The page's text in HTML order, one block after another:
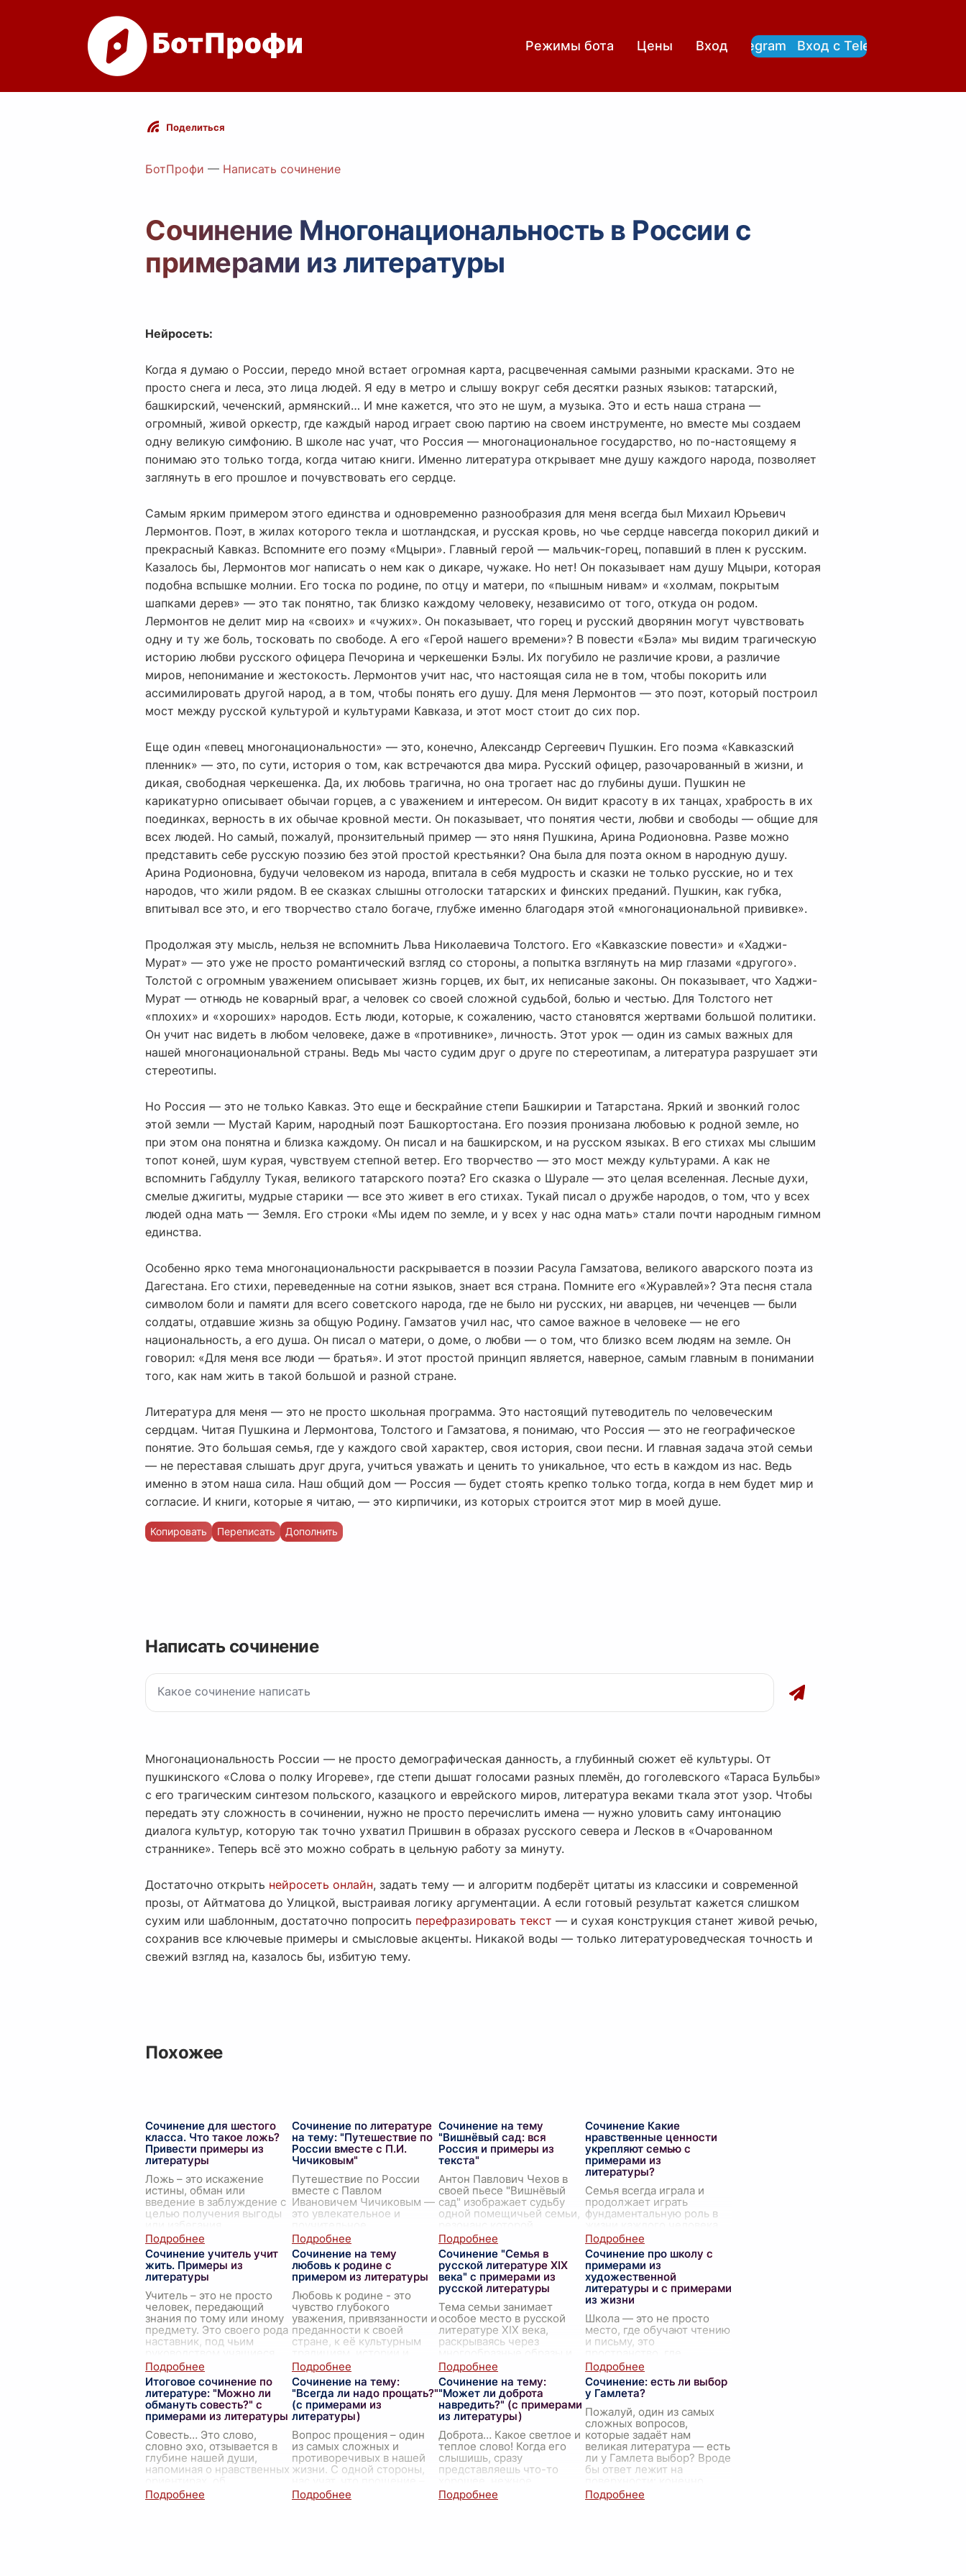
Режимы бота Цены Вход
Вход с Telegram Вход с Telegram
Поделиться
БотПрофи — Написать сочинение
Сочинение Многонациональность в России с
примерами из литературы
Нейросеть:
Когда я думаю о России, передо мной встает огромная карта, расцвеченная самыми разными красками. Это не
просто снега и леса, это лица людей. Я еду в метро и слышу вокруг себя десятки разных языков: татарский,
башкирский, чеченский, армянский… И мне кажется, что это не шум, а музыка. Это и есть наша страна —
огромный, живой оркестр, где каждый народ играет свою партию на своем инструменте, но вместе мы создаем
одну великую симфонию. В школе нас учат, что Россия — многонациональное государство, но по-настоящему я
понимаю это только тогда, когда читаю книги. Именно литература открывает мне душу каждого народа, позволяет
заглянуть в его прошлое и почувствовать его сердце.
Самым ярким примером этого единства и одновременно разнообразия для меня всегда был Михаил Юрьевич
Лермонтов. Поэт, в жилах которого текла и шотландская, и русская кровь, но чье сердце навсегда покорил дикий и
прекрасный Кавказ. Вспомните его поэму «Мцыри». Главный герой — мальчик-горец, попавший в плен к русским.
Казалось бы, Лермонтов мог написать о нем как о дикаре, чужаке. Но нет! Он показывает нам душу Мцыри, которая
подобна вспышке молнии. Его тоска по родине, по отцу и матери, по «пышным нивам» и «холмам, покрытым
шапками дерев» — это так понятно, так близко каждому человеку, независимо от того, откуда он родом.
Лермонтов не делит мир на «своих» и «чужих». Он показывает, что горец и русский дворянин могут чувствовать
одну и ту же боль, тосковать по свободе. А его «Герой нашего времени»? В повести «Бэла» мы видим трагическую
историю любви русского офицера Печорина и черкешенки Бэлы. Их погубило не различие крови, а различие
миров, непонимание и жестокость. Лермонтов учит нас, что настоящая сила не в том, чтобы покорить или
ассимилировать другой народ, а в том, чтобы понять его душу. Для меня Лермонтов — это поэт, который построил
мост между русской культурой и культурами Кавказа, и этот мост стоит до сих пор.
Еще один «певец многонациональности» — это, конечно, Александр Сергеевич Пушкин. Его поэма «Кавказский
пленник» — это, по сути, история о том, как встречаются два мира. Русский офицер, разочарованный в жизни, и
дикая, свободная черкешенка. Да, их любовь трагична, но она трогает нас до глубины души. Пушкин не
карикатурно описывает обычаи горцев, а с уважением и интересом. Он видит красоту в их танцах, храбрость в их
поединках, верность в их обычае кровной мести. Он показывает, что понятия чести, любви и свободы — общие для
всех людей. Но самый, пожалуй, пронзительный пример — это няня Пушкина, Арина Родионовна. Разве можно
представить себе русскую поэзию без этой простой крестьянки? Она была для поэта окном в народную душу.
Арина Родионовна, будучи человеком из народа, впитала в себя мудрость и сказки не только русские, но и тех
народов, что жили рядом. В ее сказках слышны отголоски татарских и финских преданий. Пушкин, как губка,
впитывал все это, и его творчество стало богаче, глубже именно благодаря этой «многонациональной прививке».
Продолжая эту мысль, нельзя не вспомнить Льва Николаевича Толстого. Его «Кавказские повести» и «Хаджи-
Мурат» — это уже не просто романтический взгляд со стороны, а попытка взглянуть на мир глазами «другого».
Толстой с огромным уважением описывает жизнь горцев, их быт, их неписаные законы. Он показывает, что Хаджи-
Мурат — отнюдь не коварный враг, а человек со своей сложной судьбой, болью и честью. Для Толстого нет
«плохих» и «хороших» народов. Есть люди, которые, к сожалению, часто становятся жертвами большой политики.
Он учит нас видеть в любом человеке, даже в «противнике», личность. Этот урок — один из самых важных для
нашей многонациональной страны. Ведь мы часто судим друг о друге по стереотипам, а литература разрушает эти
стереотипы.
Но Россия — это не только Кавказ. Это еще и бескрайние степи Башкирии и Татарстана. Яркий и звонкий голос
этой земли — Мустай Карим, народный поэт Башкортостана. Его поэзия пронизана любовью к родной земле, но
при этом она понятна и близка каждому. Он писал и на башкирском, и на русском языках. В его стихах мы слышим
топот коней, шум курая, чувствуем степной ветер. Его творчество — это мост между культурами. А как не
вспомнить Габдуллу Тукая, великого татарского поэта? Его сказка о Шурале — это целая вселенная. Лесные духи,
смелые джигиты, мудрые старики — все это живет в его стихах. Тукай писал о дружбе народов, о том, что у всех
людей одна мать — Земля. Его строки «Мы идем по земле, и у всех у нас одна мать» стали почти народным гимном
единства.
Особенно ярко тема многонациональности раскрывается в поэзии Расула Гамзатова, великого аварского поэта из
Дагестана. Его стихи, переведенные на сотни языков, знает вся страна. Помните его «Журавлей»? Эта песня стала
символом боли и памяти для всего советского народа, где не было ни русских, ни аварцев, ни чеченцев — были
солдаты, отдавшие жизнь за общую Родину. Гамзатов учил нас, что самое важное в человеке — не его
национальность, а его душа. Он писал о матери, о доме, о любви — о том, что близко всем людям на земле. Он
говорил: «Для меня все люди — братья». И этот простой принцип является, наверное, самым главным в понимании
того, как нам жить в такой большой и разной стране.
Литература для меня — это не просто школьная программа. Это настоящий путеводитель по человеческим
сердцам. Читая Пушкина и Лермонтова, Толстого и Гамзатова, я понимаю, что Россия — это не географическое
понятие. Это большая семья, где у каждого свой характер, своя история, свои песни. И главная задача этой семьи
— не переставая слышать друг друга, учиться уважать и ценить то уникальное, что есть в каждом из нас. Ведь
именно в этом наша сила. Наш общий дом — Россия — будет стоять крепко только тогда, когда в нем будет мир и
согласие. И книги, которые я читаю, — это кирпичики, из которых строится этот мир в моей душе.
Копировать Переписать Дополнить
Написать сочинение
Многонациональность России — не просто демографическая данность, а глубинный сюжет её культуры. От
пушкинского «Слова о полку Игореве», где степи дышат голосами разных племён, до гоголевского «Тараса Бульбы»
с его трагическим синтезом польского, казацкого и еврейского миров, литература веками ткала этот узор. Чтобы
передать эту сложность в сочинении, нужно не просто перечислить имена — нужно уловить саму интонацию
диалога культур, которую так точно ухватил Пришвин в образах русского севера и Лесков в «Очарованном
страннике». Теперь всё это можно собрать в цельную работу за минуту.
Достаточно открыть нейросеть онлайн, задать тему — и алгоритм подберёт цитаты из классики и современной
прозы, от Айтматова до Улицкой, выстраивая логику аргументации. А если готовый результат кажется слишком
сухим или шаблонным, достаточно попросить перефразировать текст — и сухая конструкция станет живой речью,
сохранив все ключевые примеры и смысловые акценты. Никакой воды — только литературоведческая точность и
свежий взгляд на, казалось бы, избитую тему.
Похожее
Сочинение для шестого
класса. Что такое ложь?
Привести примеры из
литературы
Ложь – это искажение
истины, обман или
введение в заблуждение с
целью получения выгоды
неприятностей. Ложь
сопровождает
человечество с древности,
являясь одной из осн
Сочинение по литературе
на тему: "Путешествие по
России вместе с П.И.
Чичиковым"
Путешествие по России
вместе с Павлом
Ивановичем Чичиковым —
это увлекательное и
приключение, которое
открывает перед нами
глубины русской души,
особенности национальн...
Сочинение на тему
"Вишнёвый сад: вся
Россия и примеры из
текста"
Антон Павлович Чехов в
своей пьесе "Вишнёвый
сад" изображает судьбу
одной помещичьей семьи,
ощущается во всей России.
В этом сочинении мы
рассмотрим, как Чехов
пре...
Сочинение Какие
нравственные ценности
укрепляют семью с
примерами из
литературы?
Семья всегда играла и
продолжает играть
фундаментальную роль в
Это место, где
формируются первичные
представления о
нравственности,
распространяются и
укреп...
Сочинение учитель учит
жить. Примеры из
литературы
Учитель – это не просто
человек, передающий
знания по тому или иному
предмету. Это своего рода
наставник, под чьим
учатся не только читать,
писать и считать,...
Сочинение на тему
любовь к родине с
примером из литературы
Любовь к родине - это
чувство глубокого
уважения, привязанности и
преданности к своей
стране, к её культурным
народу. Это невидимая, но
мощная сила, которая об
Сочинение "Семья в
русской литературе XIX
века" с примерами из
русской литературы
Тема семьи занимает
особое место в русской
литературе XIX века,
раскрываясь через
ситуации, отражающие как
радости и горести
семейной жизни, так и
сложные се...
Сочинение про школу с
примерами из
художественной
литературы и с примерами
из жизни
Школа — это не просто
место, где обучают чтению
и письму, это
формируются наши
личности, фундамент, на
котором строится наша
дальнейшая жизнь.
Проходя через школь...
Итоговое сочинение по
литературе: "Можно ли
обмануть совесть?" с
примерами из литературы
Совесть… Это слово,
словно эхо, отзывается в
глубине нашей души,
напоминая о нравственных
ответственности перед
собой и другими. Это
Сочинение на тему:
"Всегда ли надо прощать?"
(с примерами из
литературы)
Вопрос прощения – один
из самых сложных и
противоречивых в нашей
жизни. С одной стороны,
это благородно, что оно
освобождает от обид и
Сочинение на тему:
"Может ли доброта
навредить?" (с примерами
из литературы)
Доброта… Какое светлое и
теплое слово! Когда его
слышишь, сразу
представляешь что-то
заботливое. Нам с детства
говорят, что нужно быть
Сочинение: есть ли выбор
у Гамлета?
Пожалуй, один из самых
сложных вопросов,
которые задаёт нам
великая литература — есть
ли у Гамлета выбор? Вроде
бы ответ лежит на
есть. Принц Датский — не
мар...